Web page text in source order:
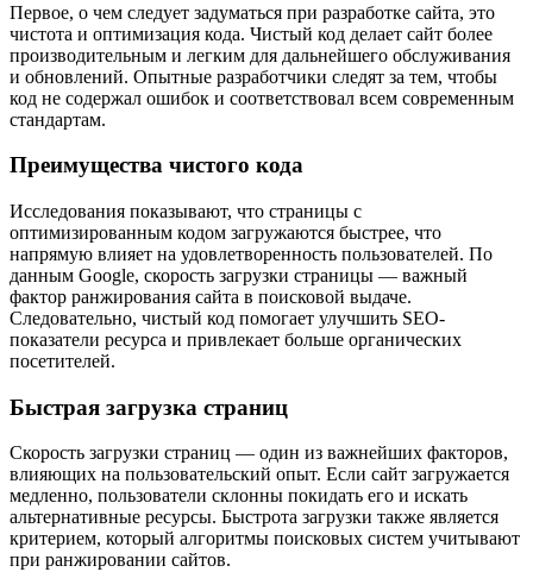
Первое, о чем следует задуматься при разработке сайта, это
чистота и оптимизация кода. Чистый код делает сайт более
производительным и легким для дальнейшего обслуживания
и обновлений. Опытные разработчики следят за тем, чтобы
код не содержал ошибок и соответствовал всем современным
стандартам.
Преимущества чистого кода
Исследования показывают, что страницы с
оптимизированным кодом загружаются быстрее, что
напрямую влияет на удовлетворенность пользователей. По
данным Google, скорость загрузки страницы — важный
фактор ранжирования сайта в поисковой выдаче.
Следовательно, чистый код помогает улучшить SEO-
показатели ресурса и привлекает больше органических
посетителей.
Быстрая загрузка страниц
Скорость загрузки страниц — один из важнейших факторов,
влияющих на пользовательский опыт. Если сайт загружается
медленно, пользователи склонны покидать его и искать
альтернативные ресурсы. Быстрота загрузки также является
критерием, который алгоритмы поисковых систем учитывают
при ранжировании сайтов.